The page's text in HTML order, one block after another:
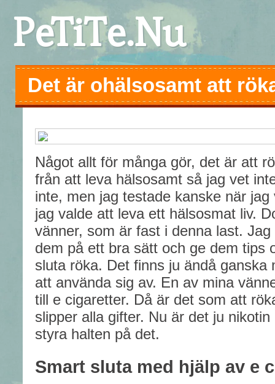
PeTiTe.Nu
Det är ohälsosamt att
Något allt för många gör, det är att
från att leva hälsosamt så jag vet
inte, men jag testade kanske när
jag valde att leva ett hälsosmat liv.
vänner, som är fast i denna last.
dem på ett bra sätt och ge dem tips
sluta röka. Det finns ju ändå ganska
att använda sig av. En av mina
till e cigaretter. Då är det som att
slipper alla gifter. Nu är det ju
styra halten på det.
Smart sluta med hjälp av e